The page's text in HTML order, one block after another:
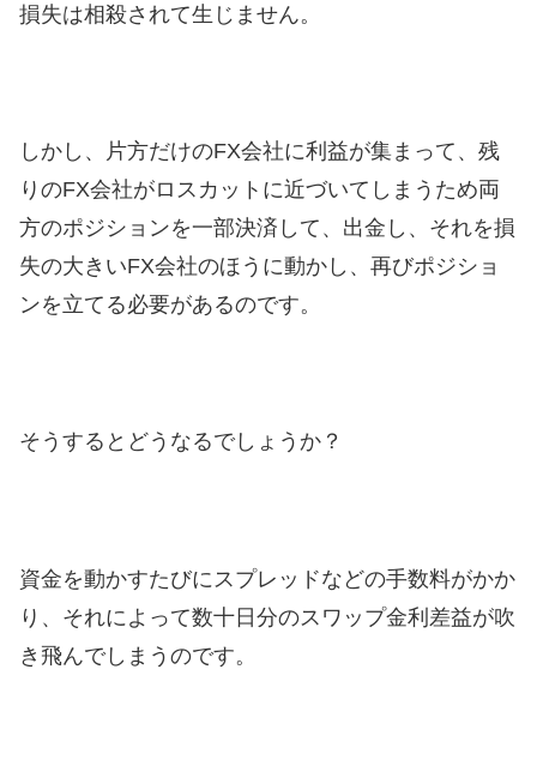
損失は相殺されて生じません。
しかし、片方だけのFX会社に利益が集まって、残
りのFX会社がロスカットに近づいてしまうため両
方のポジションを一部決済して、出金し、それを損
失の大きいFX会社のほうに動かし、再びポジショ
ンを立てる必要があるのです。
そうするとどうなるでしょうか？
資金を動かすたびにスプレッドなどの手数料がかか
り、それによって数十日分のスワップ金利差益が吹
き飛んでしまうのです。